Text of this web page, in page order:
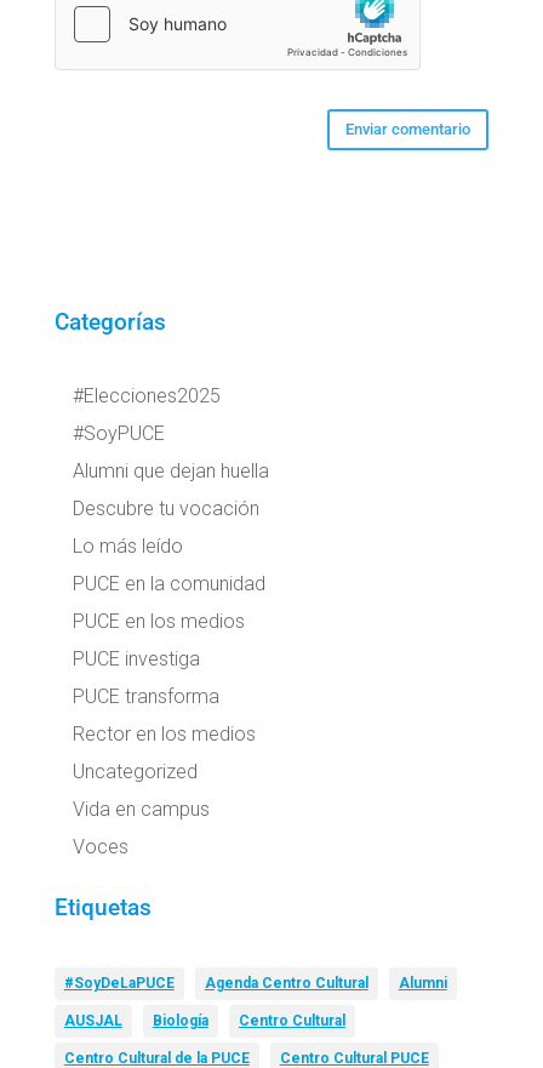
Categorías
#Elecciones2025
#SoyPUCE
Alumni que dejan huella
Descubre tu vocación
Lo más leído
PUCE en la comunidad
PUCE en los medios
PUCE investiga
PUCE transforma
Rector en los medios
Uncategorized
Vida en campus
Voces
Etiquetas
#SoyDeLaPUCE Agenda Centro Cultural Alumni
AUSJAL Biología Centro Cultural
Centro Cultural de la PUCE Centro Cultural PUCE